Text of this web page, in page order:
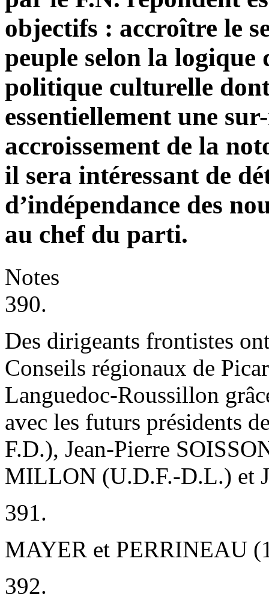
objectifs : accroître le
peuple selon la logique
politique culturelle
essentiellement une
accroissement de la
il sera intéressant de
d’indépendance des
au chef du parti.
Notes
390.
Des dirigeants frontistes
Conseils régionaux de
Languedoc-Roussillon
avec les futurs présidents
F.D.), Jean-Pierre
MILLON (U.D.F.-D.L.) et
391.
MAYER et PERRINEAU
392.